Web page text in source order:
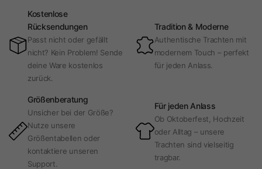
Kostenlose
Rücksendungen
Passt nicht oder gefällt
nicht? Kein Problem! Sende
deine Ware kostenlos
zurück.
Tradition & Moderne
Authentische Trachten mit
modernem Touch – perfekt
für jeden Anlass.
Größenberatung
Unsicher bei der Größe?
Nutze unsere
Größentabellen oder
kontaktiere unseren
Support.
Für jeden Anlass
Ob Oktoberfest, Hochzeit
oder Alltag – unsere
Trachten sind vielseitig
tragbar.